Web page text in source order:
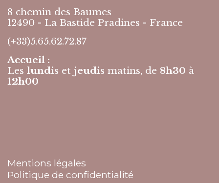
8 chemin des Baumes
12490 - La Bastide Pradines - France
(+33)5.65.62.72.87
Accueil :
Les lundis et jeudis matins, de 8h30 à
12h00
Mentions légales
Politique de confidentialité